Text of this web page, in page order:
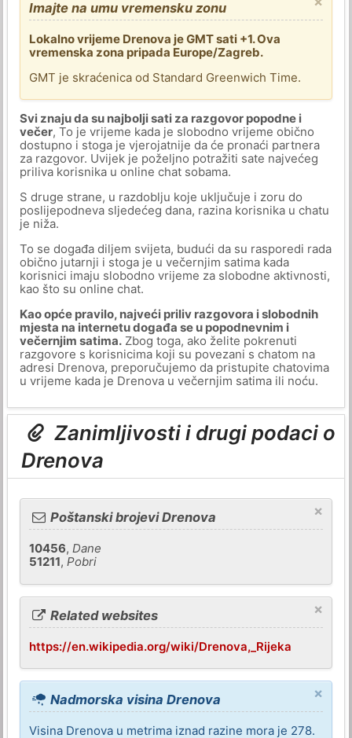
Imajte na umu vremensku zonu
Lokalno vrijeme Drenova je GMT sati +1. Ova
vremenska zona pripada Europe/Zagreb.
GMT je skraćenica od Standard Greenwich Time.
Svi znaju da su najbolji sati za razgovor popodne i
večer, To je vrijeme kada je slobodno vrijeme obično
dostupno i stoga je vjerojatnije da će pronaći partnera
za razgovor. Uvijek je poželjno potražiti sate najvećeg
priliva korisnika u online chat sobama.
S druge strane, u razdoblju koje uključuje i zoru do
poslijepodneva sljedećeg dana, razina korisnika u chatu
je niža.
To se događa diljem svijeta, budući da su rasporedi rada
obično jutarnji i stoga je u večernjim satima kada
korisnici imaju slobodno vrijeme za slobodne aktivnosti,
kao što su online chat.
Kao opće pravilo, najveći priliv razgovora i slobodnih
mjesta na internetu događa se u popodnevnim i
večernjim satima.Zbog toga, ako želite pokrenuti
razgovore s korisnicima koji su povezani s chatom na
adresi Drenova, preporučujemo da pristupite chatovima
u vrijeme kada je Drenova u večernjim satima ili noću.
Zanimljivosti i drugi podaci o
Drenova
×
Poštanski brojevi Drenova
10456,Dane
51211,Pobri
×
Related websites
https://en.wikipedia.org/wiki/Drenova,_Rijeka
×
Nadmorska visina Drenova
Visina Drenova u metrima iznad razine mora je 278.